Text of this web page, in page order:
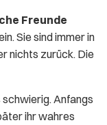
Freunde
Sie sind immer in
nichts zurück. Die
Anfangs
ihr wahres